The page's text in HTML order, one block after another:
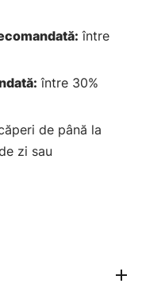
între
între 30%
de până la
zi sau